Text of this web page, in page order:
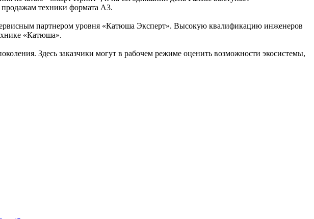
техники формата А3.
партнером уровня «Катюша Эксперт». Высокую квалификацию инженеров
«Катюша».
Здесь заказчики могут в рабочем режиме оценить возможности экосистемы,